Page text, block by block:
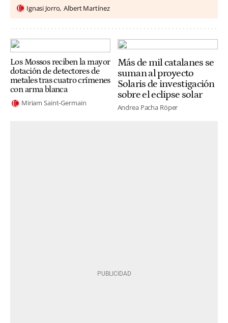
Ignasi Jorro Albert Martínez
Los Mossos reciben la mayor
dotación de detectores de
metales tras cuatro crímenes
con arma blanca
Miriam Saint-Germain
Más de mil catalanes se
suman al proyecto
Solaris de investigación
sobre el eclipse solar
Andrea Pacha Röper